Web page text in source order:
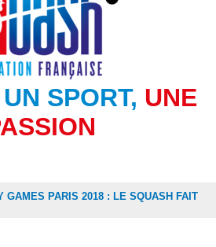
UN SPORT, UNE
GAMES PARIS 2018 : LE SQUASH FAIT